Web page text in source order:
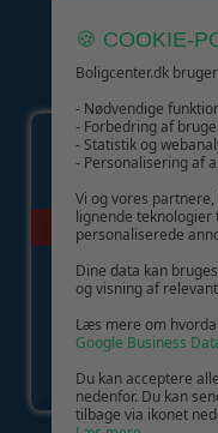
GIV
🍪 COOKIE-
Boligcenter.dk
- Nødvendige
- Forbedring af
- Statistik og
- Personalisering af
Vi og vores
lignende teknologier
personaliserede
Dine data kan
og visning af
Læs mere om
Google Business
Du kan acceptere
nedenfor. Du kan
tilbage via ikonet